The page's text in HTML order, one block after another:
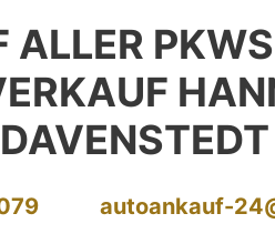
ALLER
DAVENSTEDT
autoankauf-